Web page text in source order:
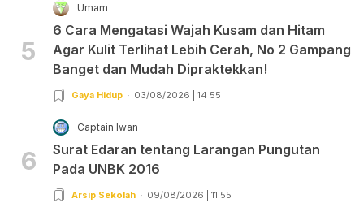
5
Umam
6 Cara Mengatasi Wajah Kusam dan Hitam
Agar Kulit Terlihat Lebih Cerah, No 2 Gampang
Banget dan Mudah Dipraktekkan!
Gaya Hidup 03/08/2026 | 14:55
6
Captain Iwan
Surat Edaran tentang Larangan Pungutan
Pada UNBK 2016
Arsip Sekolah 09/08/2026 | 11:55